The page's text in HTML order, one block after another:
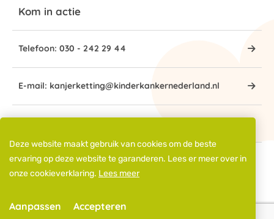
Deze website maakt gebruik van cookies om de beste
ervaring op deze website te garanderen. Lees er meer over in
onze cookieverklaring. Lees meer
Accepteren
Aanpassen
Kom in actie
Telefoon: 030 - 242 29 44
E-mail: kanjerketting@kinderkankernederland.nl
© 2026 Kanjerketting - Alle rechten voorbehouden